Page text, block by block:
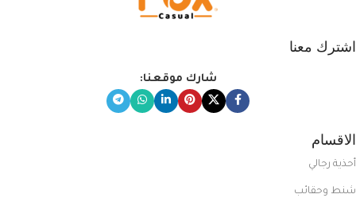
اشترك معنا
شارك موقعنا:
الاقسام
أحذية رجالي
شنط وحقائب